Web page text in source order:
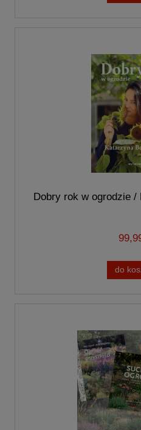
Dobry rok w ogrodzie /
do